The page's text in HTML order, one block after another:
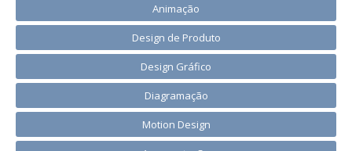
Animação
Design de Produto
Design Gráfico
Diagramação
Motion Design